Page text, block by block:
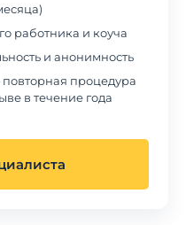
работника и коуча
и анонимность
повторная процедура
в течение года